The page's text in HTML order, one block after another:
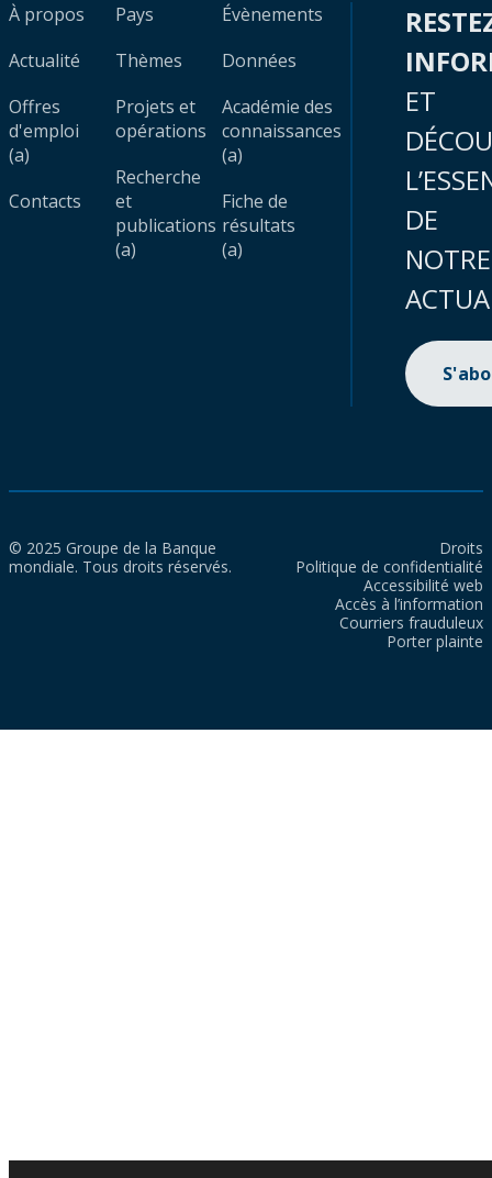
À propos
Actualité
Offres
d'emploi
(a)
Contacts
Pays
Thèmes
Projets et
opérations
Recherche
et
publications
(a)
Évènements
Données
Académie des
connaissances
(a)
Fiche de
résultats
(a)
ET
DE
NOTRE
© 2025 Groupe de la Banque
mondiale. Tous droits réservés.
Droits
Politique de confidentialité
Accessibilité web
Accès à l’information
Courriers frauduleux
Porter plainte